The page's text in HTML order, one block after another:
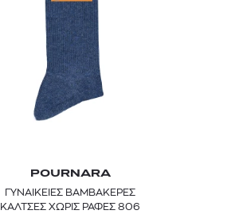
POURNARA
ΓΥΝΑΙΚΕΙΕΣ ΒΑΜΒΑΚΕΡΕΣ
ΚΑΛΤΣΕΣ ΧΩΡΙΣ ΡΑΦΕΣ 806